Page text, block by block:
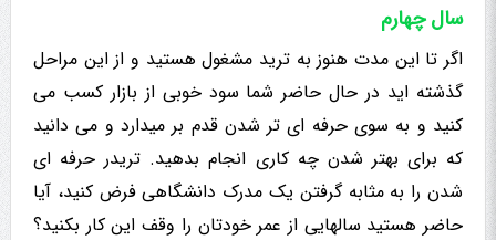
سال چهارم
اگر تا این مدت هنوز به ترید مشغول هستید و از این مراحل
گذشته اید در حال حاضر شما سود خوبی از بازار کسب می
کنید و به سوی حرفه ای تر شدن قدم بر میدارد و می دانید
که برای بهتر شدن چه کاری انجام بدهید. تریدر حرفه ای
شدن را به مثابه گرفتن یک مدرک دانشگاهی فرض کنید، آیا
حاضر هستید سالهایی از عمر خودتان را وقف این کار بکنید؟